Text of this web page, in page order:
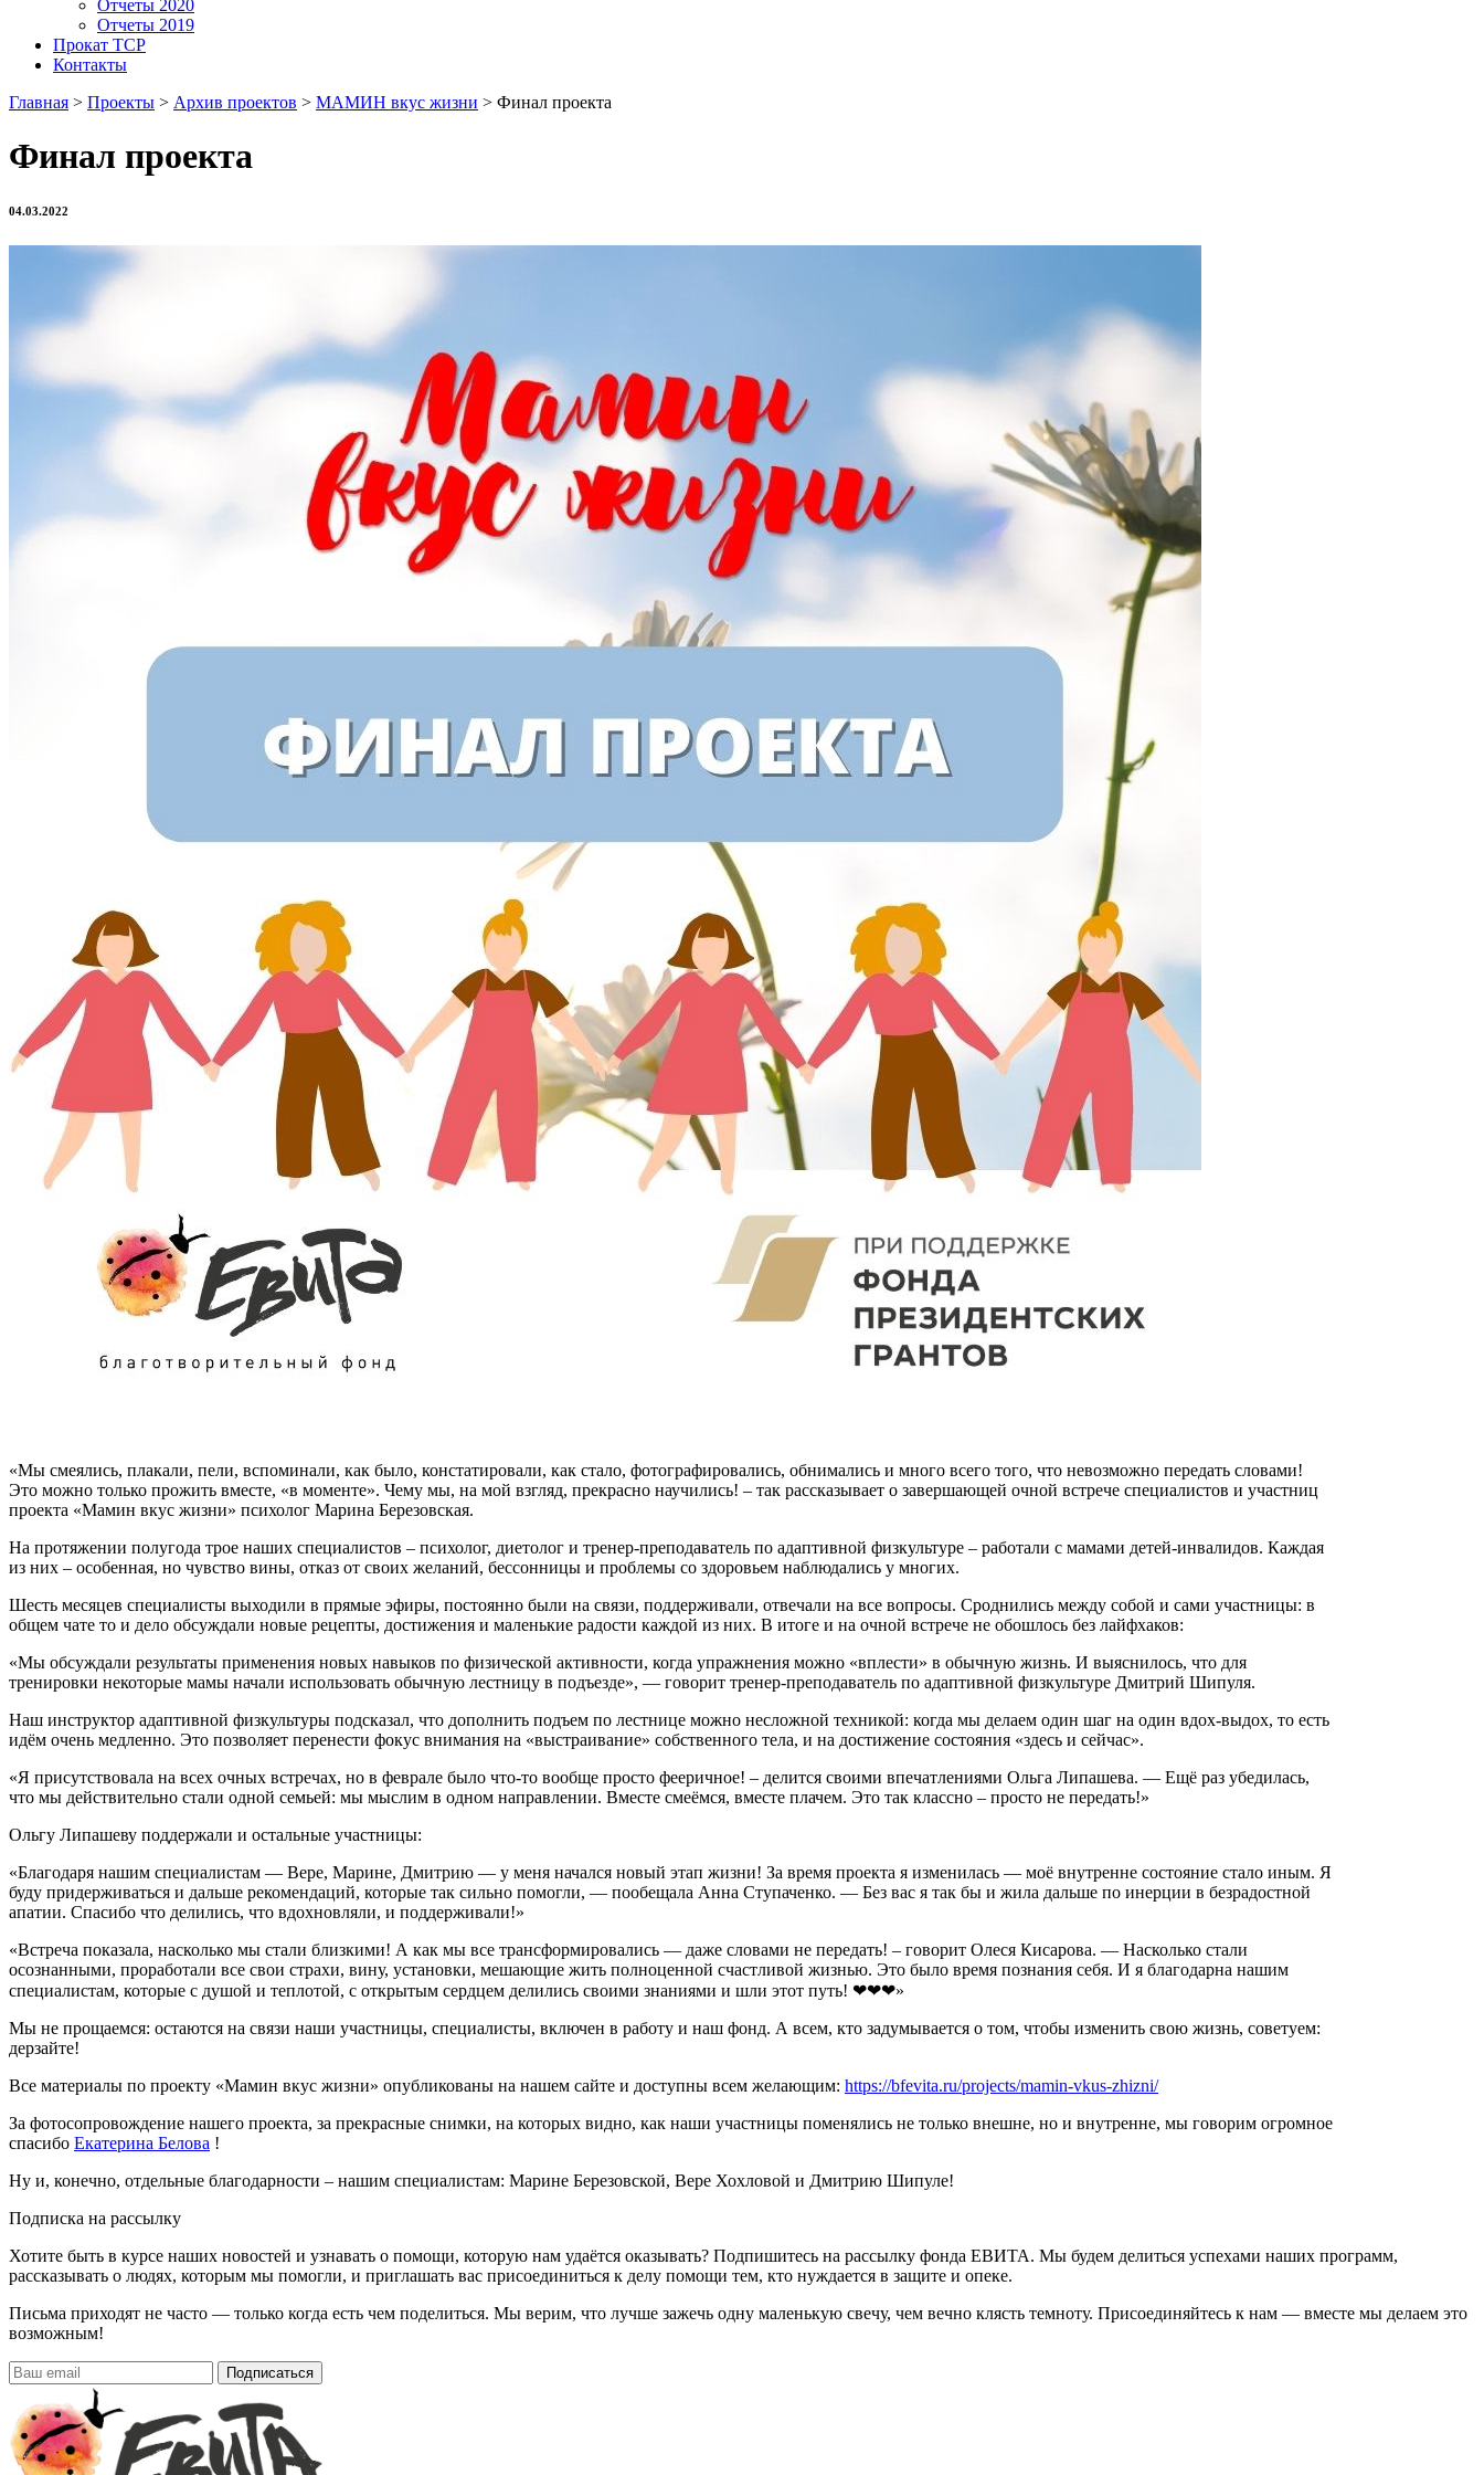
Отчеты 2020
Отчеты 2019
Прокат ТСР
Контакты
Главная > Проекты > Архив проектов > МАМИН вкус жизни > Финал проекта
Финал проекта
04.03.2022
«Мы смеялись, плакали, пели, вспоминали, как было, констатировали, как стало, фотографировались, обнимались и много всего того, что невозможно передать словами!
Это можно только прожить вместе, «в моменте». Чему мы, на мой взгляд, прекрасно научились! – так рассказывает о завершающей очной встрече специалистов и участниц
проекта «Мамин вкус жизни» психолог Марина Березовская.
На протяжении полугода трое наших специалистов – психолог, диетолог и тренер-преподаватель по адаптивной физкультуре – работали с мамами детей-инвалидов. Каждая
из них – особенная, но чувство вины, отказ от своих желаний, бессонницы и проблемы со здоровьем наблюдались у многих.
Шесть месяцев специалисты выходили в прямые эфиры, постоянно были на связи, поддерживали, отвечали на все вопросы. Сроднились между собой и сами участницы: в
общем чате то и дело обсуждали новые рецепты, достижения и маленькие радости каждой из них. В итоге и на очной встрече не обошлось без лайфхаков:
«Мы обсуждали результаты применения новых навыков по физической активности, когда упражнения можно «вплести» в обычную жизнь. И выяснилось, что для
тренировки некоторые мамы начали использовать обычную лестницу в подъезде», — говорит тренер-преподаватель по адаптивной физкультуре Дмитрий Шипуля.
Наш инструктор адаптивной физкультуры подсказал, что дополнить подъем по лестнице можно несложной техникой: когда мы делаем один шаг на один вдох-выдох, то есть
идём очень медленно. Это позволяет перенести фокус внимания на «выстраивание» собственного тела, и на достижение состояния «здесь и сейчас».
«Я присутствовала на всех очных встречах, но в феврале было что-то вообще просто фееричное! – делится своими впечатлениями Ольга Липашева. — Ещё раз убедилась,
что мы действительно стали одной семьей: мы мыслим в одном направлении. Вместе смеёмся, вместе плачем. Это так классно – просто не передать!»
Ольгу Липашеву поддержали и остальные участницы:
«Благодаря нашим специалистам — Вере, Марине, Дмитрию — у меня начался новый этап жизни! За время проекта я изменилась — моё внутренне состояние стало иным. Я
буду придерживаться и дальше рекомендаций, которые так сильно помогли, — пообещала Анна Ступаченко. — Без вас я так бы и жила дальше по инерции в безрадостной
апатии. Спасибо что делились, что вдохновляли, и поддерживали!»
«Встреча показала, насколько мы стали близкими! А как мы все трансформировались — даже словами не передать! – говорит Олеся Кисарова. — Насколько стали
осознанными, проработали все свои страхи, вину, установки, мешающие жить полноценной счастливой жизнью. Это было время познания себя. И я благодарна нашим
специалистам, которые с душой и теплотой, с открытым сердцем делились своими знаниями и шли этот путь! ❤❤❤»
Мы не прощаемся: остаются на связи наши участницы, специалисты, включен в работу и наш фонд. А всем, кто задумывается о том, чтобы изменить свою жизнь, советуем:
дерзайте!
Все материалы по проекту «Мамин вкус жизни» опубликованы на нашем сайте и доступны всем желающим: https://bfevita.ru/projects/mamin-vkus-zhizni/
За фотосопровождение нашего проекта, за прекрасные снимки, на которых видно, как наши участницы поменялись не только внешне, но и внутренне, мы говорим огромное
спасибо Екатерина Белова !
Ну и, конечно, отдельные благодарности – нашим специалистам: Марине Березовской, Вере Хохловой и Дмитрию Шипуле!
Подписка на рассылку
Хотите быть в курсе наших новостей и узнавать о помощи, которую нам удаётся оказывать? Подпишитесь на рассылку фонда ЕВИТА. Мы будем делиться успехами наших программ,
рассказывать о людях, которым мы помогли, и приглашать вас присоединиться к делу помощи тем, кто нуждается в защите и опеке.
Письма приходят не часто — только когда есть чем поделиться. Мы верим, что лучше зажечь одну маленькую свечу, чем вечно клясть темноту. Присоединяйтесь к нам — вместе мы делаем это
возможным!
Подписаться